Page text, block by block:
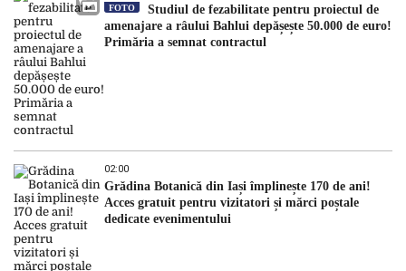
FOTO
Studiul de fezabilitate pentru proiectul de
amenajare a râului Bahlui depășește 50.000 de euro!
Primăria a semnat contractul
02:00
Grădina Botanică din Iași împlinește 170 de ani!
Acces gratuit pentru vizitatori și mărci poștale
dedicate evenimentului